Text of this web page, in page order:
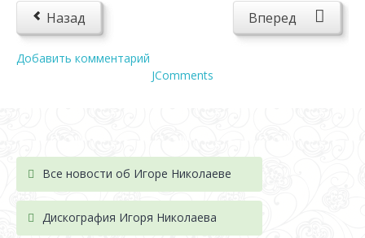
Назад Вперед
Добавить комментарий
JComments
Все новости об Игоре Николаеве
Дискография Игоря Николаева